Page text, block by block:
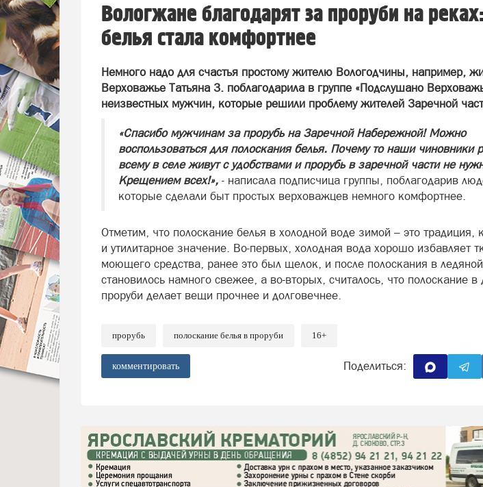
Вологжане благодарят за проруби на
белья стала комфортнее
Немного надо для счастья простому жителю Вологодчины, например,
Верховажье Татьяна З. поблагодарила в группе «Подслушано
неизвестных мужчин, которые решили проблему жителей Заречной
«Спасибо мужчинам за прорубь на Заречной Набережной! Можно
воспользоваться для полоскания белья. Почему то наши чиновники
всему в селе живут с удобствами и прорубь в заречной части не
Крещением всех!», - написала подписчица группы, поблагодарив
которые сделали быт простых верховажцев немного комфортнее.
Отметим, что полоскание белья в холодной воде зимой – это традиция,
и утилитарное значение. Во-первых, холодная вода хорошо избавляет
моющего средства, ранее это был щелок, и после полоскания в
становилось намного свежее, а во-вторых, считалось, что полоскание в
проруби делает вещи прочнее и долговечнее.
прорубь полоскание белья в проруби 16+
комментировать Поделиться: